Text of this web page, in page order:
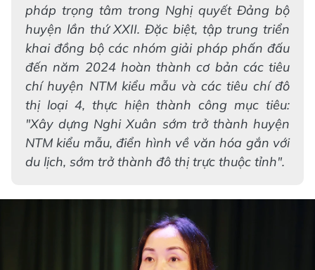
pháp trọng tâm trong Nghị quyết Đảng bộ
huyện lần thứ XXII. Đặc biệt, tập trung triển
khai đồng bộ các nhóm giải pháp phấn đấu
đến năm 2024 hoàn thành cơ bản các tiêu
chí huyện NTM kiểu mẫu và các tiêu chí đô
thị loại 4, thực hiện thành công mục tiêu:
"Xây dựng Nghi Xuân sớm trở thành huyện
NTM kiểu mẫu, điển hình về văn hóa gắn với
du lịch, sớm trở thành đô thị trực thuộc tỉnh".